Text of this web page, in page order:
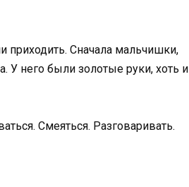
Сначала мальчишки,
У него были золотые руки, хоть и
Смеяться. Разговаривать.